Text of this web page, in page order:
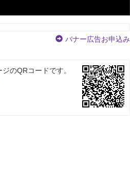
バナー広告お申込み
ジのQRコードです。